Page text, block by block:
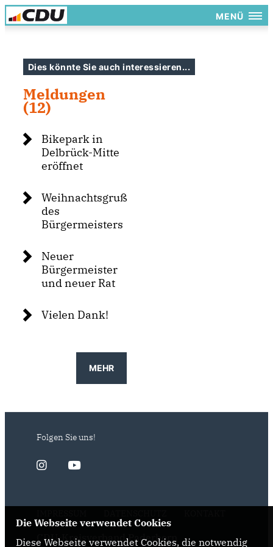
MENÜ
Dies könnte Sie auch interessieren...
Meldungen
(12)
Bikepark in
Delbrück-Mitte
eröffnet
Weihnachtsgruß
des
Bürgermeisters
Neuer
Bürgermeister
und neuer Rat
Vielen Dank!
MEHR
Folgen Sie uns!
CDU-Kreisverband Paderborn
Die Webseite verwendet Cookies
Diese Webseite verwendet Cookies, die notwendig